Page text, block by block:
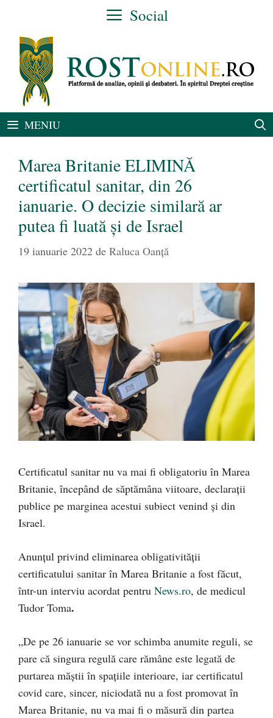
conținut
Social
MENIU
Marea Britanie ELIMINĂ
certificatul sanitar, din 26
ianuarie. O decizie similară ar
putea fi luată și de Israel
19 ianuarie 2022 de Raluca Oanță
Certificatul sanitar nu va mai fi obligatoriu în Marea
Britanie, începând de săptămâna viitoare, declarații
publice pe marginea acestui subiect venind și din
Israel.
Anunțul privind eliminarea obligativității
certificatului sanitar în Marea Britanie a fost făcut,
într-un interviu acordat pentru News.ro, de medicul
Tudor Toma.
„De pe 26 ianuarie se vor schimba anumite reguli, se
pare că singura regulă care rămâne este legată de
purtarea măştii în spaţiile interioare, iar certificatul
covid care, sincer, niciodată nu a fost promovat în
Marea Britanie, nu va mai fi o măsură din partea